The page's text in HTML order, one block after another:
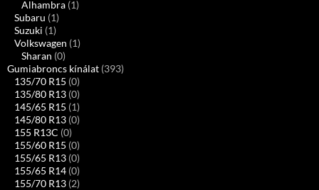
Alhambra (1)
Subaru (1)
Suzuki (1)
Volkswagen (1)
Sharan (0)
Gumiabroncs kínálat (393)
135/70 R15 (0)
135/80 R13 (0)
145/65 R15 (1)
145/80 R13 (0)
155 R13C (0)
155/60 R15 (0)
155/65 R13 (0)
155/65 R14 (0)
155/70 R13 (2)